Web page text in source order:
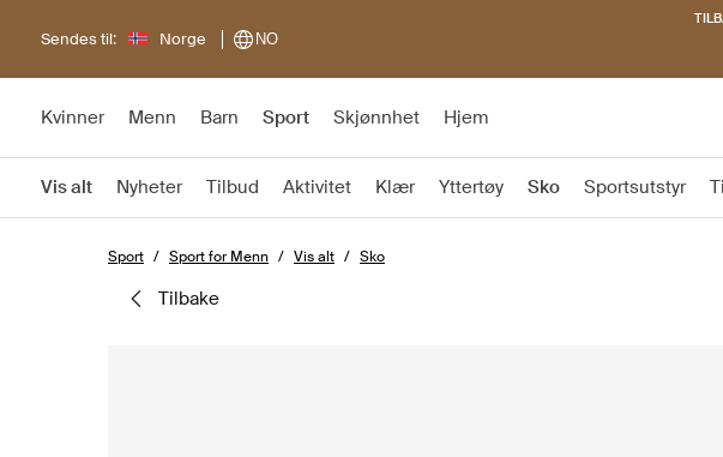
Sendes til: Norge NO
Kvinner Menn Barn Sport Skjønnhet Hjem
Vis alt Nyheter Tilbud Aktivitet Klær Yttertøy Sko Sportsutstyr
Sport Sport for Menn Vis alt Sko
tilbake